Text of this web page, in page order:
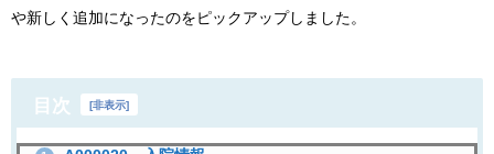
や新しく追加になったのをピックアップしました。
目次 [非表示]